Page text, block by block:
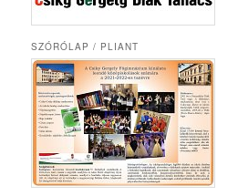
SZÓRÓLAP / PLIANT